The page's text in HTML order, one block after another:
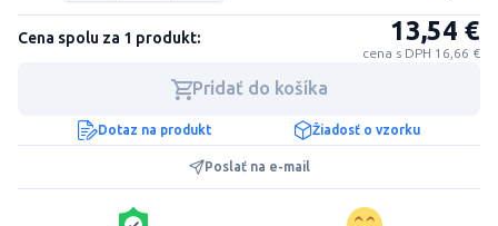
Cena spolu za 1 produkt: 13,54 €
cena s DPH 16,66 €
Pridať do košíka
Dotaz na produkt Žiadosť o vzorku
Poslať na e-mail